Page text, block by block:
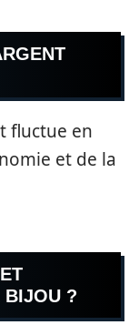
fluctue en
et de la
BIJOU ?